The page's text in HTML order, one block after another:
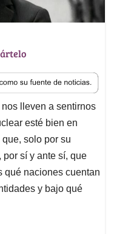
lleven a sentirnos
esté bien en
solo por su
sí y ante sí, que
qué naciones cuentan
y bajo qué